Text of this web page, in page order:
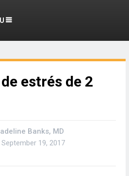
estrés de 2
Banks, MD
September 19, 2017